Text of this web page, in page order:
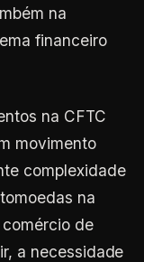
na
financeiro
na CFTC
movimento
complexidade
na
de
a necessidade